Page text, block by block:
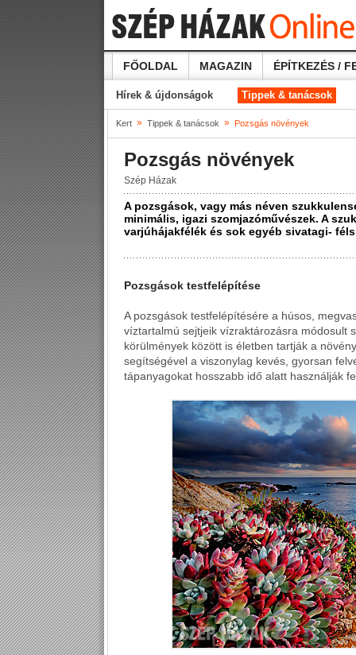
FŐOLDAL MAGAZIN ÉPÍTKEZÉS /
Hírek & újdonságok Tippek & tanácsok
Kert » Tippek & tanácsok » Pozsgás növények
Pozsgás növények
Szép Házak
A pozsgások, vagy más néven
minimális, igazi szomjazóművészek. A
varjúhájakfélék és sok egyéb sivatagi-
Pozsgások testfelépítése
A pozsgások testfelépítésére a húsos,
víztartalmú sejtjeik vízraktározásra módosult
körülmények között is életben tartják a
segítségével a viszonylag kevés, gyorsan
tápanyagokat hosszabb idő alatt használják